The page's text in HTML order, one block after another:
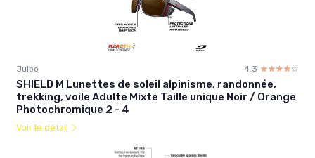
Julbo 4.3 ☆☆☆☆☆
★★★★★
SHIELD M Lunettes de soleil alpinisme, randonnée,
trekking, voile Adulte Mixte Taille unique Noir / Orange
Photochromique 2 - 4
Voir le détail